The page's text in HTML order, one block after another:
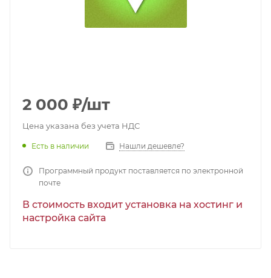
2 000 ₽/шт
Цена указана без учета НДС
Есть в наличии Нашли дешевле?
Программный продукт поставляется по электронной
почте
В стоимость входит установка на хостинг и
настройка сайта